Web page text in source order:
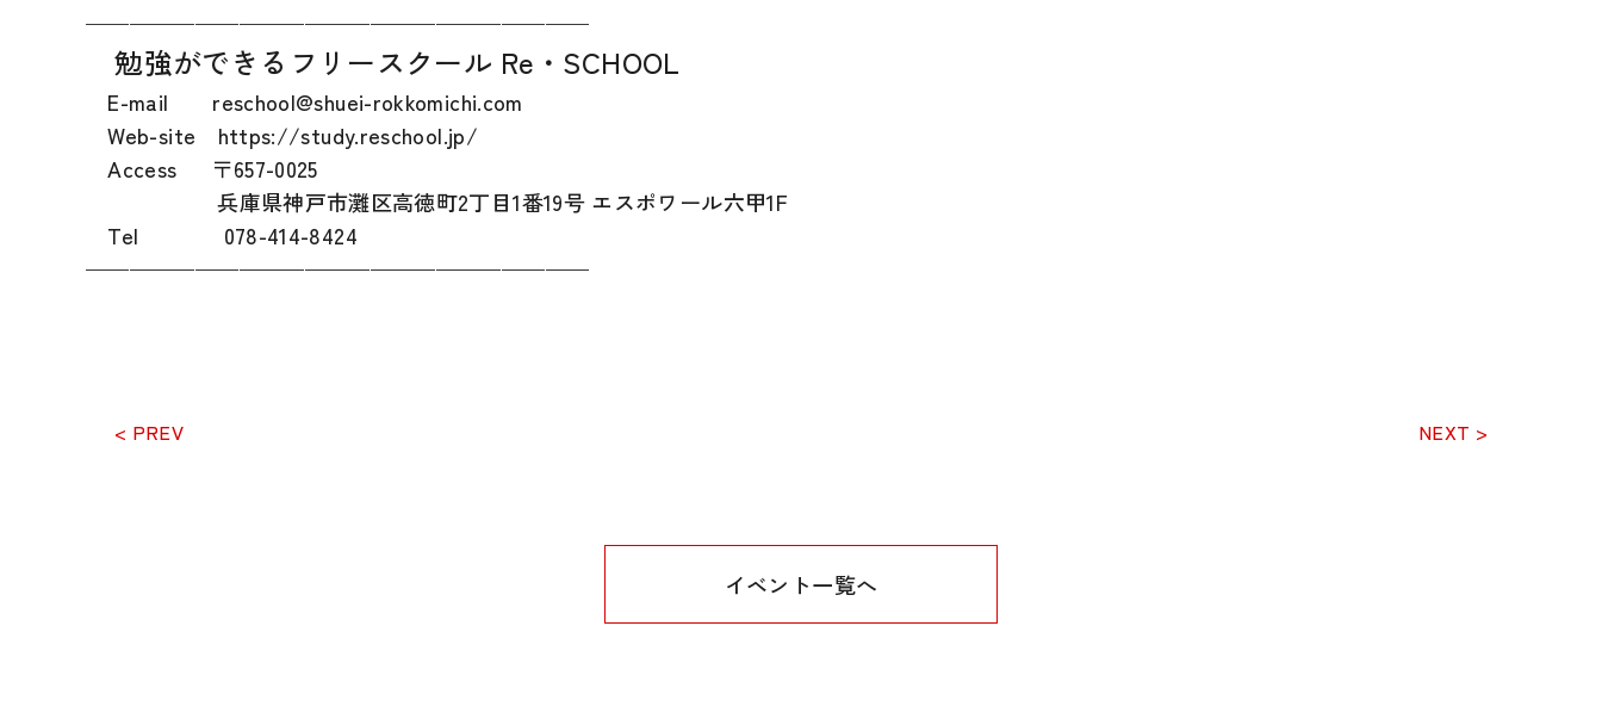
———————————————————————
勉強ができるフリースクール Re・SCHOOL
E-mail reschool@shuei-rokkomichi.com
Web-site https://study.reschool.jp/
Access 〒657-0025
兵庫県神戸市灘区高徳町2丁目1番19号 エスポワール六甲1F
Tel 078-414-8424
———————————————————————
< PREV NEXT >
イベント一覧へ